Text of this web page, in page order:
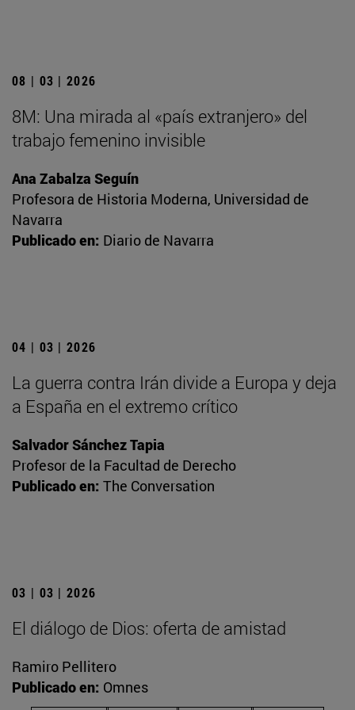
08 | 03 | 2026
8M: Una mirada al «país extranjero» del
trabajo femenino invisible
Ana Zabalza Seguín
Profesora de Historia Moderna, Universidad de
Navarra
Publicado en: Diario de Navarra
04 | 03 | 2026
La guerra contra Irán divide a Europa y deja
a España en el extremo crítico
Salvador Sánchez Tapia
Profesor de la Facultad de Derecho
Publicado en: The Conversation
03 | 03 | 2026
El diálogo de Dios: oferta de amistad
Ramiro Pellitero
Publicado en: Omnes